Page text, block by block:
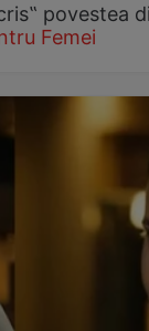
povestea
Femei